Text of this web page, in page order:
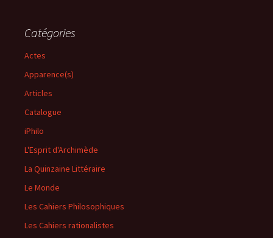
Catégories
Actes
Apparence(s)
Articles
Catalogue
iPhilo
L'Esprit d'Archimède
La Quinzaine Littéraire
Le Monde
Les Cahiers Philosophiques
Les Cahiers rationalistes